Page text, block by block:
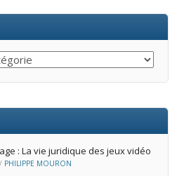
: La vie juridique des jeux vidéo
/ PHILIPPE MOURON